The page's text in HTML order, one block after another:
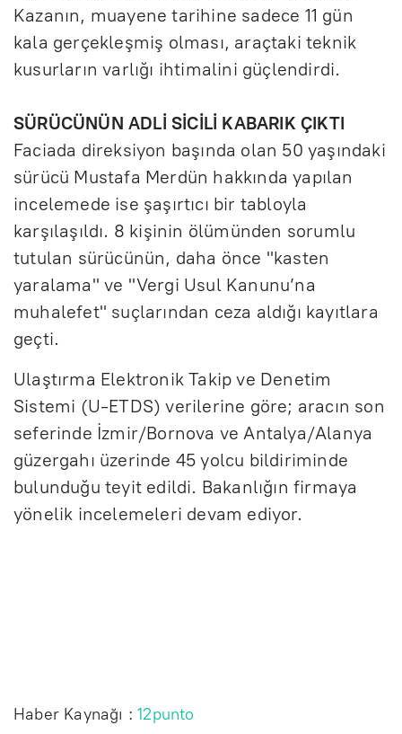
Kazanın, muayene tarihine sadece 11 gün
kala gerçekleşmiş olması, araçtaki teknik
kusurların varlığı ihtimalini güçlendirdi.
SÜRÜCÜNÜN ADLİ SİCİLİ KABARIK ÇIKTI
Faciada direksiyon başında olan 50 yaşındaki
sürücü Mustafa Merdün hakkında yapılan
incelemede ise şaşırtıcı bir tabloyla
karşılaşıldı. 8 kişinin ölümünden sorumlu
tutulan sürücünün, daha önce "kasten
yaralama" ve "Vergi Usul Kanunu’na
muhalefet" suçlarından ceza aldığı kayıtlara
geçti.
Ulaştırma Elektronik Takip ve Denetim
Sistemi (U-ETDS) verilerine göre; aracın son
seferinde İzmir/Bornova ve Antalya/Alanya
güzergahı üzerinde 45 yolcu bildiriminde
bulunduğu teyit edildi. Bakanlığın firmaya
yönelik incelemeleri devam ediyor.
Haber Kaynağı :12punto